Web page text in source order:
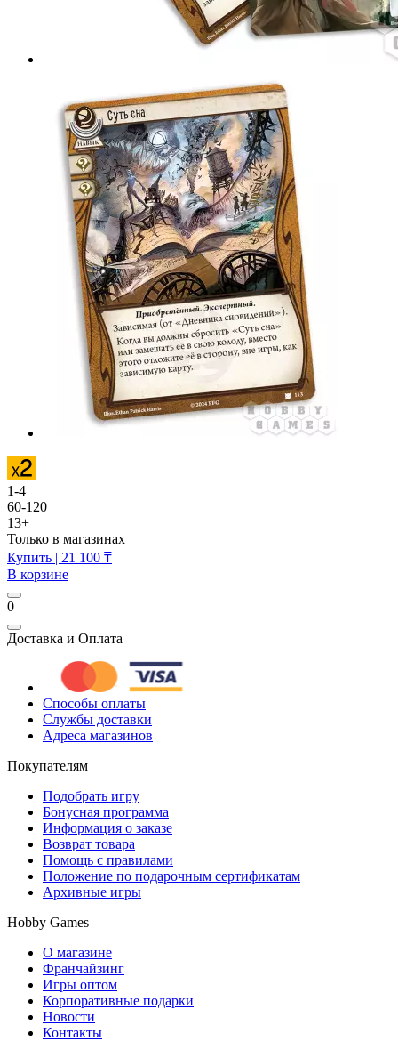
1-4
60-120
13+
Только в магазинах
Купить | 21 100 ₸
В корзине
0
Доставка и Оплата
Способы оплаты
Службы доставки
Адреса магазинов
Покупателям
Подобрать игру
Бонусная программа
Информация о заказе
Возврат товара
Помощь с правилами
Положение по подарочным сертификатам
Архивные игры
Hobby Games
О магазине
Франчайзинг
Игры оптом
Корпоративные подарки
Новости
Контакты